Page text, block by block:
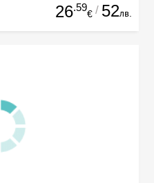
26.59
€ / 52лв.